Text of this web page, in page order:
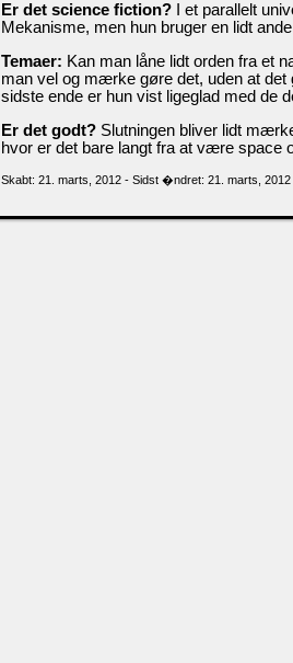
Er det science fiction? I et parallelt
Mekanisme, men hun bruger en lidt
Temaer: Kan man låne lidt orden fra et
man vel og mærke gøre det, uden at det
sidste ende er hun vist ligeglad med de
Er det godt? Slutningen bliver lidt
hvor er det bare langt fra at være space
Skabt: 21. marts, 2012 - Sidst �ndret: 21. marts,